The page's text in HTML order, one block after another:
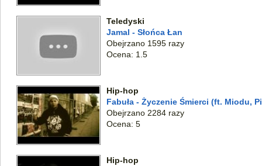
Teledyski
Jamal - Słońca Łan
Obejrzano 1595 razy
Ocena: 1.5
Hip-hop
Fabuła - Życzenie Śmierci (ft. Miodu,
Obejrzano 2284 razy
Ocena: 5
Hip-hop